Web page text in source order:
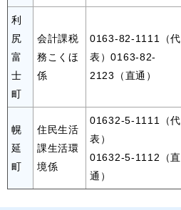
利
尻
富
士
町
会計課税
務こくほ
係
0163-82-1111（代
表）0163-82-
2123（直通）
幌
延
町
住民生活
課生活環
境係
01632-5-1111（代
表）
01632-5-1112（直
通）